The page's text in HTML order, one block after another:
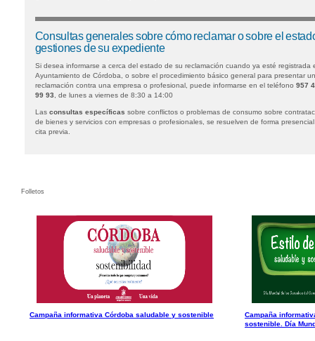
Consultas generales sobre cómo reclamar o sobre el
gestiones de su expediente
Si desea informarse a cerca del estado de su reclamación cuando ya esté registrada
Ayuntamiento de Córdoba, o sobre el procedimiento básico general para presentar
reclamación contra una empresa o profesional, puede informarse en el teléfono 957
99 93 , de lunes a viernes de 8:30 a 14:00
Las consultas específicas sobre conflictos o problemas de consumo sobre
de bienes y servicios con empresas o profesionales, se resuelven de forma
cita previa.
Folletos
Campaña informativa Córdoba saludable y sostenible
Campaña
sostenible. Día